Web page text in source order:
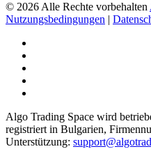
© 2026 Alle Rechte vorbehalten
Nutzungsbedingungen |
Algo Trading Space wird
registriert in Bulgarien,
Unterstützung: